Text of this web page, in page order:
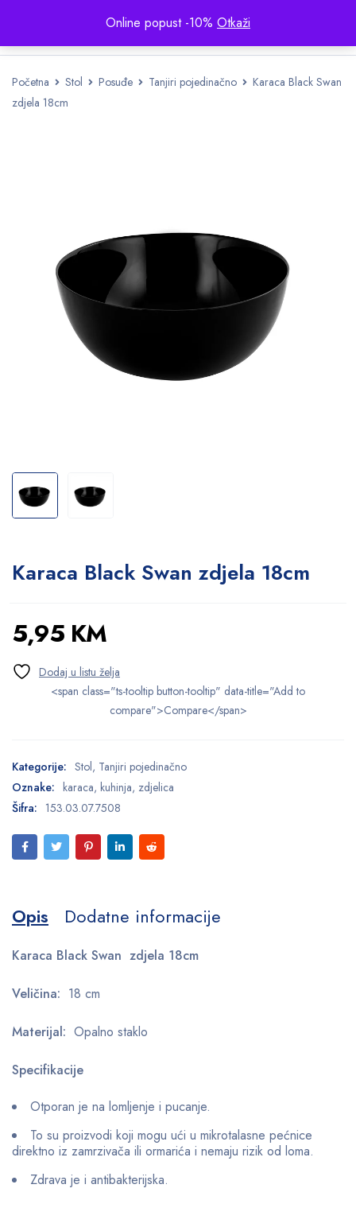
Online popust -10% Otkaži
Početna Stol Posuđe Tanjiri pojedinačno
Karaca Black Swan
zdjela 18cm
Karaca Black Swan zdjela 18cm
5,95 KM
<span class="ts-tooltip button-tooltip" data-title="Add to
compare">Compare</span>
Kategorije: Stol, Tanjiri pojedinačno
Oznake: karaca, kuhinja, zdjelica
Šifra: 153.03.07.7508
Opis Dodatne informacije
Karaca Black Swan zdjela 18cm
Veličina: 18 cm
Materijal: Opalno staklo
Specifikacije
Otporan je na lomljenje i pucanje.
To su proizvodi koji mogu ući u mikrotalasne pećnice
direktno iz zamrzivača ili ormarića i nemaju rizik od loma.
Zdrava je i antibakterijska.